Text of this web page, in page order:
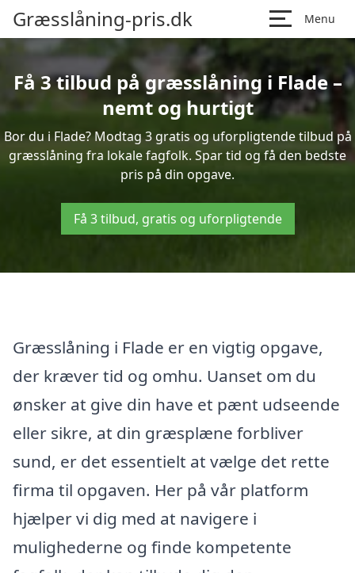
Græsslåning-pris.dk Menu
Få 3 tilbud på græsslåning i Flade –
nemt og hurtigt
Bor du i Flade? Modtag 3 gratis og uforpligtende tilbud på
græsslåning fra lokale fagfolk. Spar tid og få den bedste
pris på din opgave.
Få 3 tilbud, gratis og uforpligtende
Græsslåning i Flade er en vigtig opgave,
der kræver tid og omhu. Uanset om du
ønsker at give din have et pænt udseende
eller sikre, at din græsplæne forbliver
sund, er det essentielt at vælge det rette
firma til opgaven. Her på vår platform
hjælper vi dig med at navigere i
mulighederne og finde kompetente